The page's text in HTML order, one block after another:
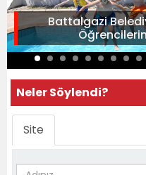
Battalgazi
Neler Söylendi?
Site